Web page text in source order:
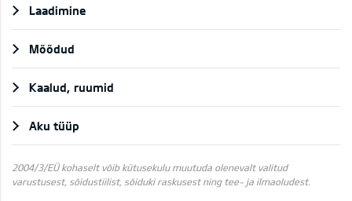
Laadimine
Mõõdud
Kaalud, ruumid
Aku tüüp
2004/3/EÜ kohaselt võib kütusekulu muutuda olenevalt valitud
varustusest, sõidustiilist, sõiduki raskusest ning tee- ja ilmaoludest.